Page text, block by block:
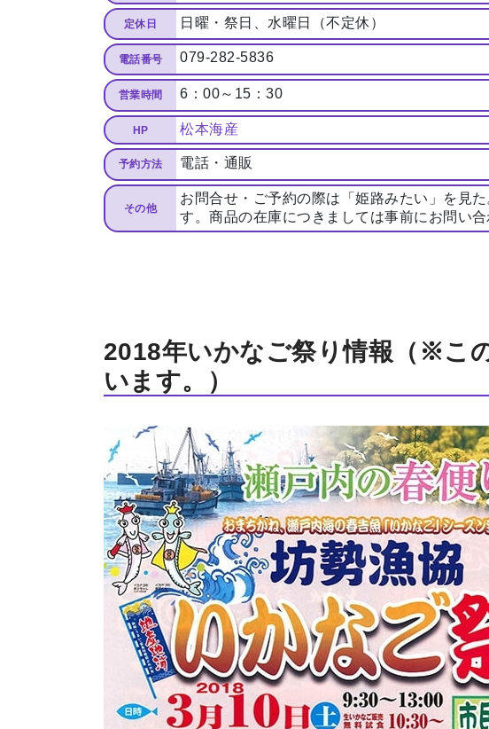
定休日 日曜・祭日、水曜日（不定休）
電話番号 079-282-5836
営業時間 6：00～15：30
HP 松本海産
予約方法 電話・通販
その他
お問合せ・ご予約の際は「姫路みたい」を見
す。商品の在庫につきましては事前にお問い合
2018年いかなご祭り情報（※こ
います。）